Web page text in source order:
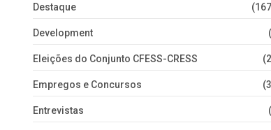
Destaque
Development
Eleições do Conjunto CFESS-CRESS
Empregos e Concursos
Entrevistas